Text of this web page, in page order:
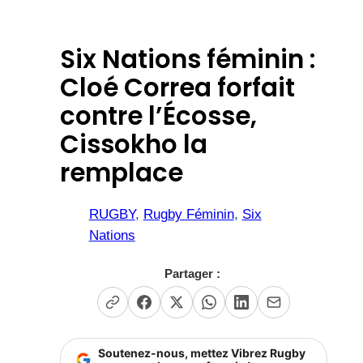
Six Nations féminin :
Cloé Correa forfait
contre l’Écosse,
Cissokho la
remplace
RUGBY, Rugby Féminin, Six
Nations
Partager :
Soutenez-nous, mettez Vibrez Rugby